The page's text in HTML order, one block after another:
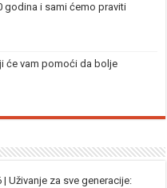
godina i sami ćemo praviti
će vam pomoći da bolje
Uživanje za sve generacije: